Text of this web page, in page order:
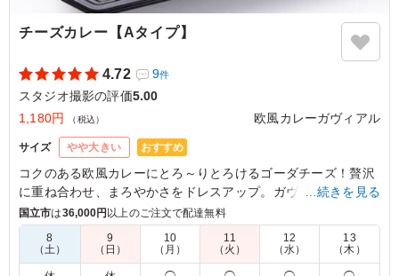
チーズカレー【Aタイプ】
4.72 9件
スタジオ撮影の評価5.00
1,180円
（税込） 欧風カレーガヴィアル
サイズ やや大きい おすすめ
コクのある欧風カレーにとろ～りとろけるゴーダチーズ！贅沢
に重ね合わせ、まろやかさをドレスアップ。ガヴィアル人気メ
ニューの一つで、チーズ好きなあなたにピッタリです。
5.0
…続きを見る
国立市は36,000円 以上のご注文で配達無料
8
（土）
9
（日）
10
（月）
11
（火）
12
（水）
13
（木）